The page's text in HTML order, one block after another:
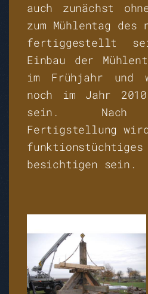
auch zunächst
zum Mühlentag des
fertiggestellt
Einbau der
im Frühjahr und
noch im Jahr 2010
sein. Nach
Fertigstellung
funktionstüchtiges
besichtigen sein.